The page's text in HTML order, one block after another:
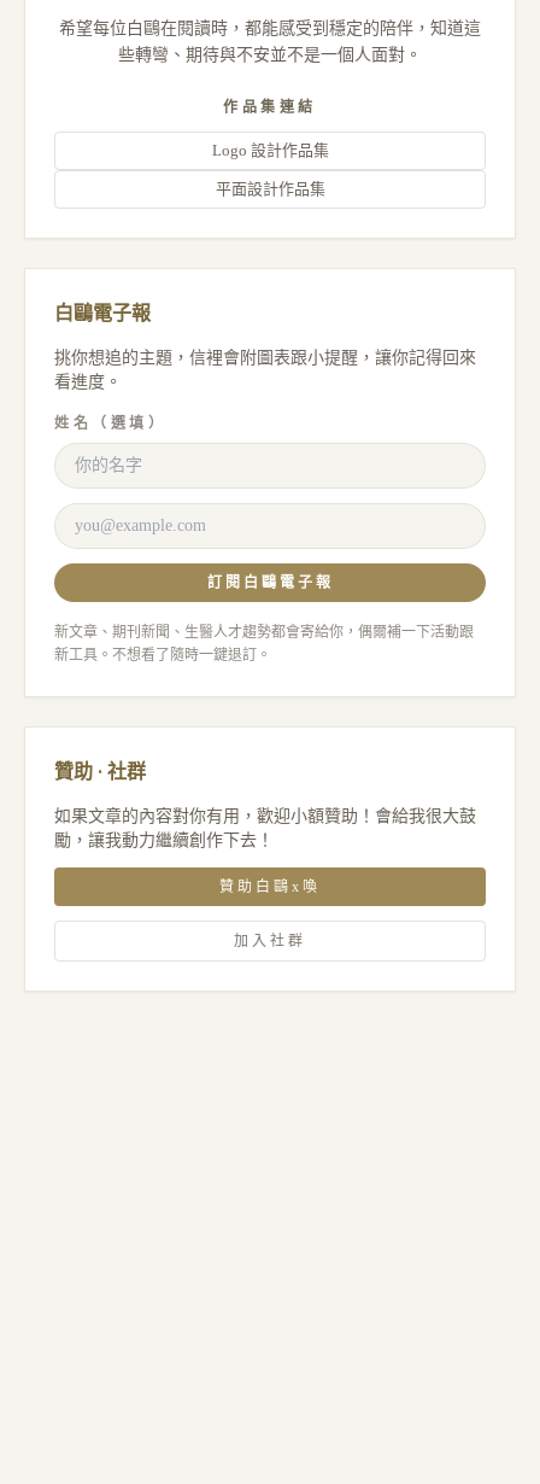
希望每位白鷗在閱讀時，都能感受到穩定的陪伴，知道這
些轉彎、期待與不安並不是一個人面對。
作品集連結
Logo 設計作品集
平面設計作品集
白鷗電子報
挑你想追的主題，信裡會附圖表跟小提醒，讓你記得回來
看進度。
姓名（選填）
訂閱白鷗電子報
新文章、期刊新聞、生醫人才趨勢都會寄給你，偶爾補一下活動跟
新工具。不想看了隨時一鍵退訂。
贊助 · 社群
如果文章的內容對你有用，歡迎小額贊助！會給我很大鼓
勵，讓我動力繼續創作下去！
贊助白鷗x喚
加入社群